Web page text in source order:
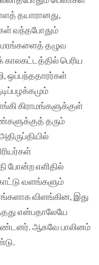
தயாரானது,
வந்தபோதும்
மரங்களைத் தழுவ
பெரிய
ஒப்பந்ததாரர்கள்
கிராமங்களுக்குள்
தரும்
போன்ற எளிதில்
காட்டு வளங்களும்
விளங்கின, இது
என்பதாலேயே
ஆகவே பாலினம்